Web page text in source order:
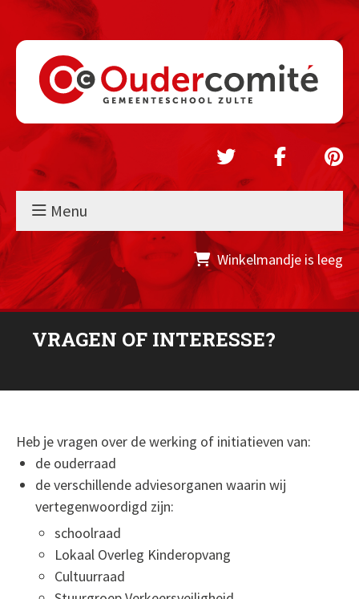
Menu
Winkelmandje is leeg
VRAGEN OF INTERESSE?
Heb je vragen over de werking of initiatieven van:
de ouderraad
de verschillende adviesorganen waarin wij
vertegenwoordigd zijn:
schoolraad
Lokaal Overleg Kinderopvang
Cultuurraad